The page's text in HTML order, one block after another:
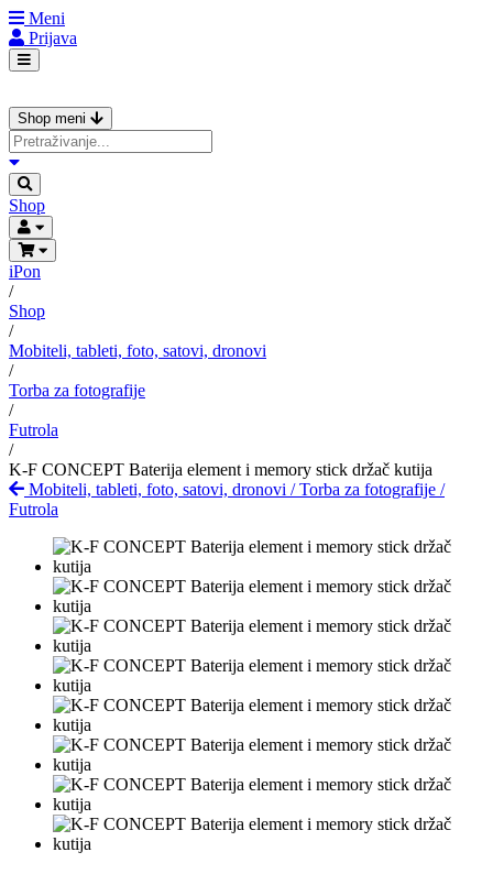
Meni
Prijava
Shop meni
Shop
iPon
/
Shop
/
Mobiteli, tableti, foto, satovi, dronovi
/
Torba za fotografije
/
Futrola
/
K-F CONCEPT Baterija element i memory stick držač kutija
Mobiteli, tableti, foto, satovi, dronovi /Torba za fotografije /
Futrola